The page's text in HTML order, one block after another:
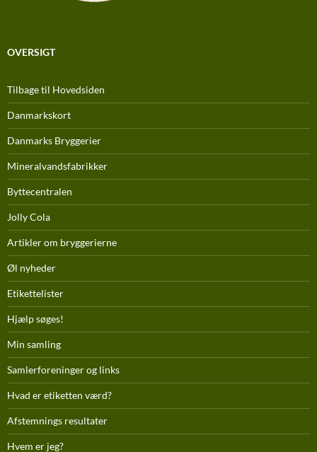
OVERSIGT
Tilbage til Hovedsiden
Danmarkskort
Danmarks Bryggerier
Mineralvandsfabrikker
Byttecentralen
Jolly Cola
Artikler om bryggerierne
Øl nyheder
Etikettelister
Hjælp søges!
Min samling
Samlerforeninger og links
Hvad er etiketten værd?
Afstemnings resultater
Hvem er jeg?